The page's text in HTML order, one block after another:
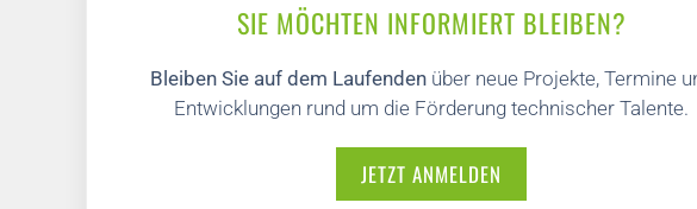
SIE MÖCHTEN INFORMIERT BLEIBEN?
Bleiben Sie auf dem Laufendenüber neue Projekte, Termine
Entwicklungen rund um die Förderung technischer Talente.
JETZT ANMELDEN